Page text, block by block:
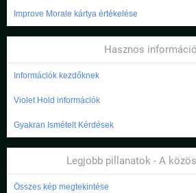
Improve Morale kártya értékelése
Hasznos
Információk kezdőknek
Violet Hold információk
Gyakran Ismételt Kérdések
Legjobb pillanatok - A
Összes kép megtekintése